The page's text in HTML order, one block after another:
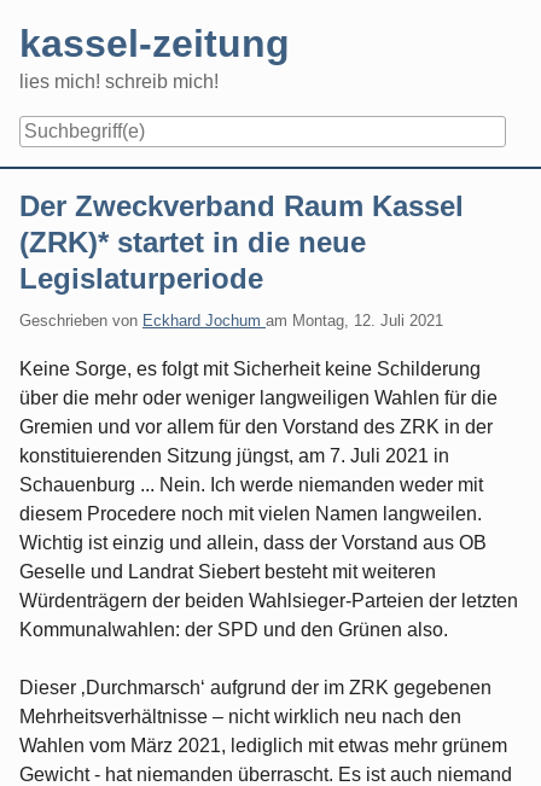
content
kassel-zeitung
lies mich! schreib mich!
Der Zweckverband Raum Kassel
(ZRK)* startet in die neue
Legislaturperiode
Geschrieben von Eckhard Jochum am Montag, 12. Juli 2021
Keine Sorge, es folgt mit Sicherheit keine Schilderung
über die mehr oder weniger langweiligen Wahlen für die
Gremien und vor allem für den Vorstand des ZRK in der
konstituierenden Sitzung jüngst, am 7. Juli 2021 in
Schauenburg ... Nein. Ich werde niemanden weder mit
diesem Procedere noch mit vielen Namen langweilen.
Wichtig ist einzig und allein, dass der Vorstand aus OB
Geselle und Landrat Siebert besteht mit weiteren
Würdenträgern der beiden Wahlsieger-Parteien der letzten
Kommunalwahlen: der SPD und den Grünen also.
Dieser ‚Durchmarsch‘ aufgrund der im ZRK gegebenen
Mehrheitsverhältnisse – nicht wirklich neu nach den
Wahlen vom März 2021, lediglich mit etwas mehr grünem
Gewicht - hat niemanden überrascht. Es ist auch niemand